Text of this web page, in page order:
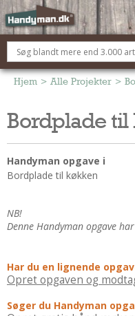
OM HANDYMAN.DK
FÅ 3 TILBUD
BOLIG KØBERÅDGIVNING
Montage Og Nybyg
Om Materialer
Andet
ELEKTRIKER
Regler Og Love
Hjem > Alle Projekter >
Bordplade til
Handyman opgave i
Bordplade til køkken
NB!
Denne Handyman opgave
Har du en lignende
Opret opgaven og
Søger du Handyman